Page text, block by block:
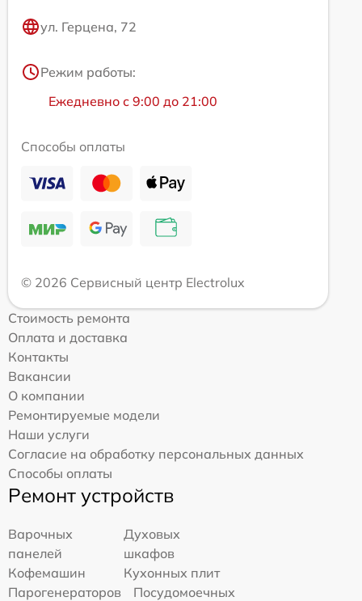
ул. Герцена, 72
Режим работы:
Ежедневно с 9:00 до 21:00
Способы оплаты
© 2026 Сервисный центр Electrolux
Стоимость ремонта
Оплата и доставка
Контакты
Вакансии
О компании
Ремонтируемые модели
Наши услуги
Согласие на обработку персональных данных
Способы оплаты
Ремонт устройств
Варочных
панелей
Духовых
шкафов
Кофемашин
Кухонных плит
Парогенераторов
Посудомоечных